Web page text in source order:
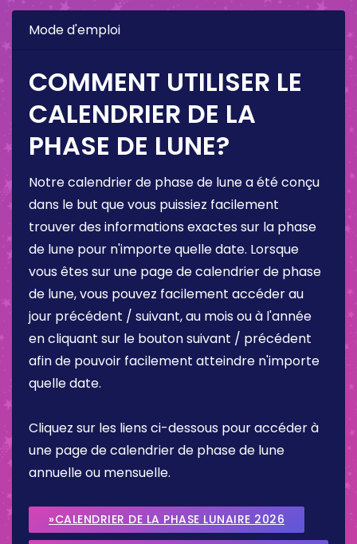
Mode d'emploi
COMMENT UTILISER LE
CALENDRIER DE LA
PHASE DE LUNE?
Notre calendrier de phase de lune a été conçu
dans le but que vous puissiez facilement
trouver des informations exactes sur la phase
de lune pour n'importe quelle date. Lorsque
vous êtes sur une page de calendrier de phase
de lune, vous pouvez facilement accéder au
jour précédent / suivant, au mois ou à l'année
en cliquant sur le bouton suivant / précédent
afin de pouvoir facilement atteindre n'importe
quelle date.
Cliquez sur les liens ci-dessous pour accéder à
une page de calendrier de phase de lune
annuelle ou mensuelle.
»CALENDRIER DE LA PHASE LUNAIRE 2026